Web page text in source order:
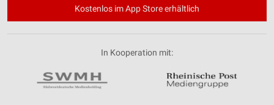
Kostenlos im App Store erhältlich
In Kooperation mit: